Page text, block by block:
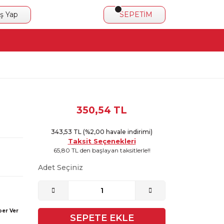
Yap SEPETİM
Ver
350,54 TL
343,53 TL (%2,00 havale indirimi)
Taksit Seçenekleri
65,80 TL den başlayan taksitlerle!!
Adet Seçiniz
SEPETE EKLE